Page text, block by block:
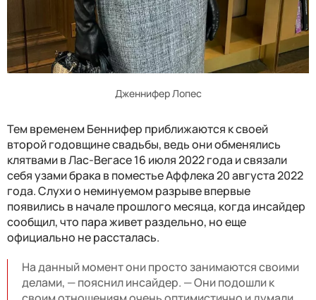
Дженнифер Лопес
Тем временем Беннифер приближаются к своей
второй годовщине свадьбы, ведь они обменялись
клятвами в Лас-Вегасе 16 июля 2022 года и связали
себя узами брака в поместье Аффлека 20 августа 2022
года. Слухи о неминуемом разрыве впервые
появились в начале прошлого месяца, когда инсайдер
сообщил, что пара живет раздельно, но еще
официально не рассталась.
На данный момент они просто занимаются своими
делами, — пояснил инсайдер. — Они подошли к